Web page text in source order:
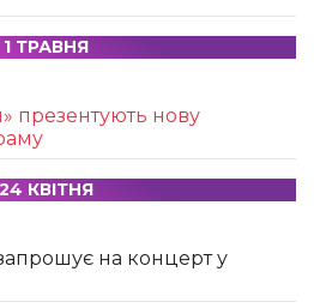
1 ТРАВНЯ
презентують нову
24 КВІТНЯ
на концерт у